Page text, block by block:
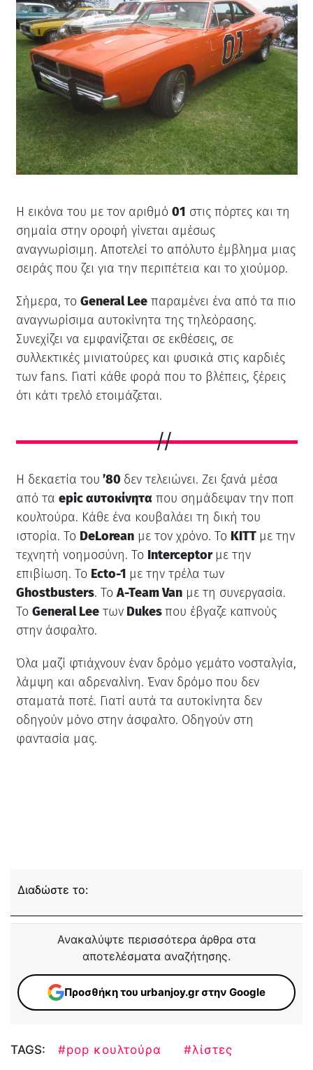
Η εικόνα του με τον αριθμό 01 στις πόρτες και τη
σημαία στην οροφή γίνεται αμέσως
αναγνωρίσιμη. Αποτελεί το απόλυτο έμβλημα μιας
σειράς που ζει για την περιπέτεια και το χιούμορ.
Σήμερα, το General Leeπαραμένει ένα από τα πιο
αναγνωρίσιμα αυτοκίνητα της τηλεόρασης.
Συνεχίζει να εμφανίζεται σε εκθέσεις, σε
συλλεκτικές μινιατούρες και φυσικά στις καρδιές
των fans. Γιατί κάθε φορά που το βλέπεις, ξέρεις
ότι κάτι τρελό ετοιμάζεται.
Η δεκαετία του ’80 δεν τελειώνει. Ζει ξανά μέσα
από τα epic αυτοκίνηταπου σημάδεψαν την ποπ
κουλτούρα. Κάθε ένα κουβαλάει τη δική του
ιστορία. Το DeLoreanμε τον χρόνο. Το KITT με την
τεχνητή νοημοσύνη. Το Interceptor με την
επιβίωση. Το Ecto-1 με την τρέλα των
Ghostbusters. ΤοA-Team Vanμε τη συνεργασία.
Το General LeeτωνDukesπου έβγαζε καπνούς
στην άσφαλτο.
Όλα μαζί φτιάχνουν έναν δρόμο γεμάτο νοσταλγία,
λάμψη και αδρεναλίνη. Έναν δρόμο που δεν
σταματά ποτέ. Γιατί αυτά τα αυτοκίνητα δεν
οδηγούν μόνο στην άσφαλτο. Οδηγούν στη
φαντασία μας.
Διαδώστε το:
Ανακαλύψτε περισσότερα άρθρα στα
αποτελέσματα αναζήτησης.
Προσθήκη του urbanjoy.gr στην Google
TAGS: #pop κουλτούρα #λίστες